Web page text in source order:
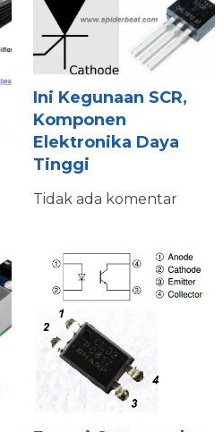
Ini Kegunaan SCR,
Komponen
Elektronika Daya
Tinggi
Tidak ada komentar